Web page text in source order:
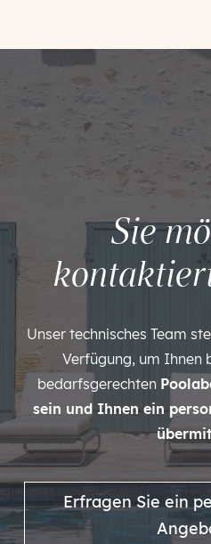
Sie
Unser technisches Team
Verfügung, um Ihnen
bedarfsgerechten
sein und Ihnen ein
Erfragen Sie ein